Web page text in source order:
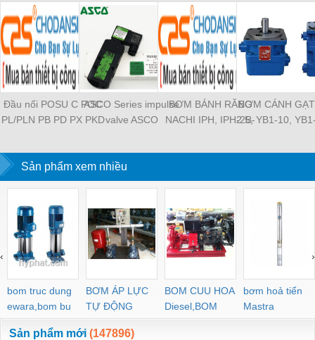
Đầu nối POSU C POC
PL/PLN PB PD PX PKD
PLF PMF PTL SL SS
SCA SAFS SASF HVFS
HVSF PU PV PE PY
HVFF PLJ PYJ PP PG
PEG PW PGJ PPGJ
PYJW SL-C PC-C
POC-C PL-C
ASCO Series impulse
valve ASCO
SCG353A044 ASCO
SCG353A047 ASCO
SCG353A050 ASCO
SXE353.060
BƠM BÁNH RĂNG
NACHI IPH, IPH-2B-
IPH-2A-5-11, IPH-5A-
IPH-5B-50-LT-11, IPH-
100-L-11, IPH-5A-40-
11
BƠM CÁNH
2.5, YB1-10,
100/16 YB1-
YB1-40/12 YB1-
Sản phẩm xem nhiều
bom truc dung
ewara,bom bu
ewara
BƠM ÁP LỰC
TỰ ĐỘNG
BOM CUU HOA
Diesel,BOM
CHUA CHAY
bơm hoả tiển
Mastra
‹ ›
Sản phẩm mới (147896)